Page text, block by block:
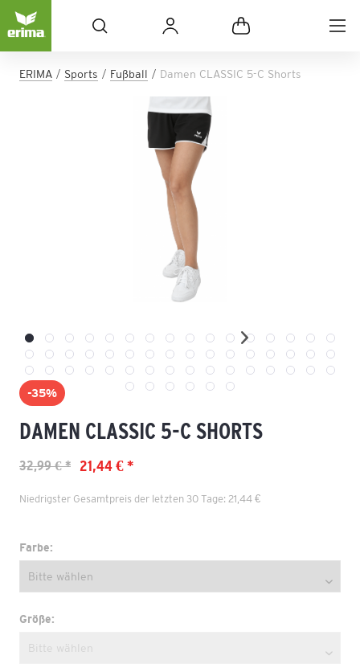
ERIMA Sports Fußball Damen CLASSIC 5-C Shorts
-35%
DAMEN CLASSIC 5-C SHORTS
21,44 € *
32,99 € *
Niedrigster Gesamtpreis der letzten 30 Tage: 21,44 €
Farbe:
Größe: